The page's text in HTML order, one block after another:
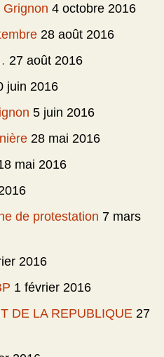
4 octobre 2016
28 août 2016
27 août 2016
juin 2016
5 juin 2016
28 mai 2016
mai 2016
de protestation 7 mars
2016
1 février 2016
DE LA REPUBLIQUE 27